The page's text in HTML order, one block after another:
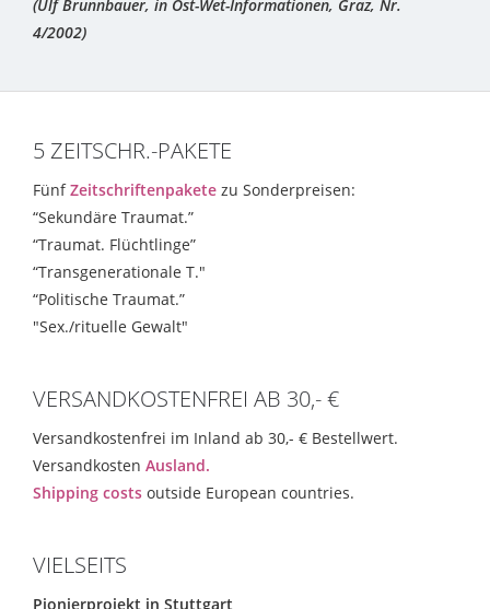
(Ulf Brunnbauer, in Ost-Wet-Informationen, Graz, Nr.
4/2002)
5 ZEITSCHR.-PAKETE
FünfZeitschriftenpakete zu Sonderpreisen:
“Sekundäre Traumat.”
“Traumat. Flüchtlinge”
“Transgenerationale T."
“Politische Traumat.”
"Sex./rituelle Gewalt"
VERSANDKOSTENFREI AB 30,- €
Versandkostenfrei im Inland ab 30,- € Bestellwert.
Versandkosten Ausland.
Shipping costs outside European countries.
VIELSEITS
Pionierprojekt in Stuttgart